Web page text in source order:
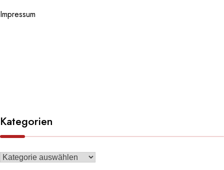
Impressum
Kategorien